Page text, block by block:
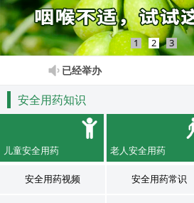
1 2 3
已经举办
安全用药知识
儿童安全用药 老人安全用药
安全用药视频 安全用药常识